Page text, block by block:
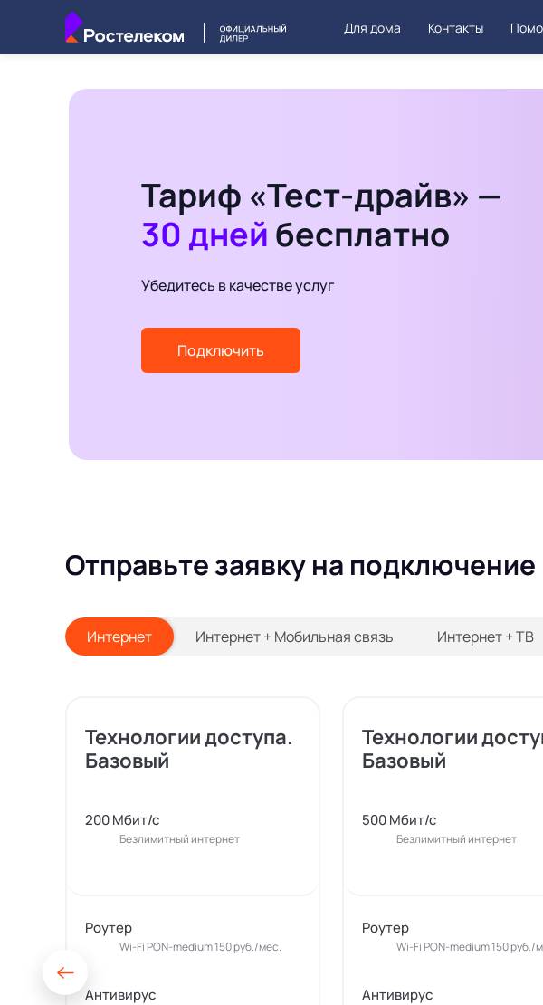
Для дома Контакты
Тариф «Тест-драйв» —
30 дней бесплатно
Убедитесь в качестве услуг
Подключить
Отправьте заявку на
Интернет Интернет + Мобильная связь Интернет + ТВ
Технологии доступа.
Базовый
200 Мбит/с
Безлимитный интернет
Роутер
Wi-Fi PON-medium 150 руб./мес.
Антивирус
Технологии
Базовый
500 Мбит/с
Безлимитный интернет
Роутер
Wi-Fi PON-medium 150 руб./
Антивирус